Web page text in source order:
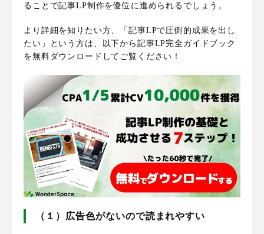
ることで記事LP制作を優位に進められるでしょう。
より詳細を知りたい方、「記事LPで圧倒的成果を出し
たい」という方は、以下から記事LP完全ガイドブック
を無料ダウンロードしてご覧ください！
（１）広告色がないので読まれやすい